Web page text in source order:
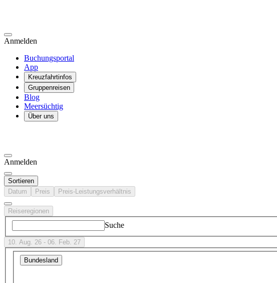
Anmelden
Buchungsportal
App
Kreuzfahrtinfos
Gruppenreisen
Blog
Meersüchtig
Über uns
Anmelden
Sortieren
Datum
Preis Preis-Leistungsverhältnis
Reiseregionen
Suche
10. Aug. 26 - 06. Feb. 27
Bundesland